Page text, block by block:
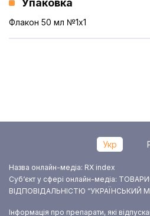
Упаковка
Флакон 50 мл №1x1
Укр
Назва онлайн-медіа: RX index
Суб‘єкт у сфері онлайн-медіа:
ВІДПОВІДАЛЬНІСТЮ “УКРАЇНСЬКИЙ
Інформація про препарати, які